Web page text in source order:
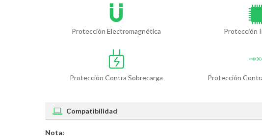
Protección Electromagnética Protección
Protección Contra Sobrecarga Protección
Compatibilidad
Nota: